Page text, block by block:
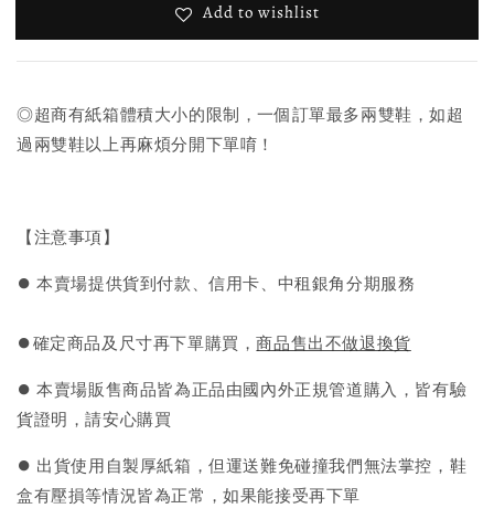
Add to wishlist
◎超商有紙箱體積大小的限制，一個訂單最多兩雙鞋，如超
過兩雙鞋以上再麻煩分開下單唷！
【注意事項】
⏺︎ 本賣場提供貨到付款、信用卡、中租銀角分期服務
⏺︎確定商品及尺寸再下單購買，商品售出不做退換貨
⏺︎ 本賣場販售商品皆為正品由國內外正規管道購入，皆有驗
貨證明，請安心購買
⏺︎ 出貨使用自製厚紙箱，但運送難免碰撞我們無法掌控，鞋
盒有壓損等情況皆為正常，如果能接受再下單